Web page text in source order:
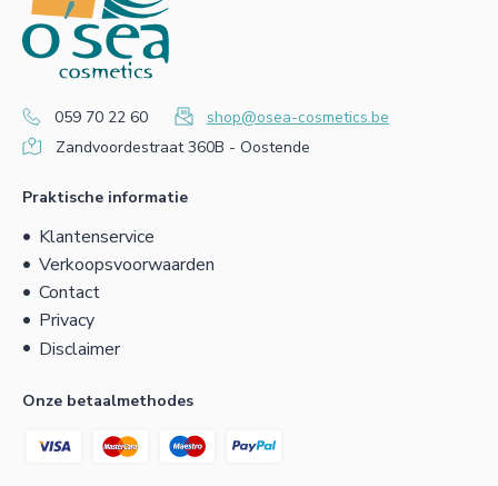
059 70 22 60
shop@osea-cosmetics.be
Zandvoordestraat 360B - Oostende
Praktische informatie
Klantenservice
Verkoopsvoorwaarden
Contact
Privacy
Disclaimer
Onze betaalmethodes